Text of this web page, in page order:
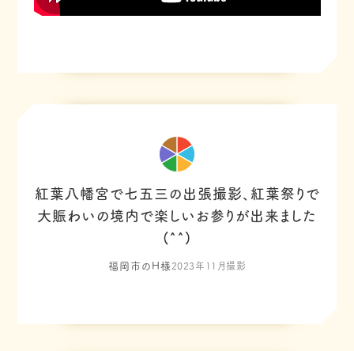
紅葉八幡宮で七五三の出張撮影、紅葉祭りで
大賑わいの境内で楽しいお参りが出来ました
(^^)
福岡市のH様 2023年11月撮影